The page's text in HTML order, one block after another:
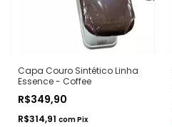
Capa Couro Sintético Linha
Essence - Coffee
R$349,90
R$314,91 comPix